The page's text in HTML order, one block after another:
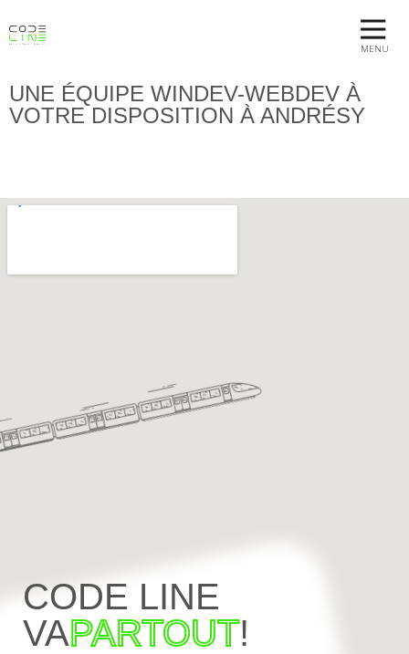
MENU
UNE ÉQUIPE WINDEV-WEBDEV À
VOTRE DISPOSITION À ANDRÉSY
CODE LINE
VAPARTOUT!